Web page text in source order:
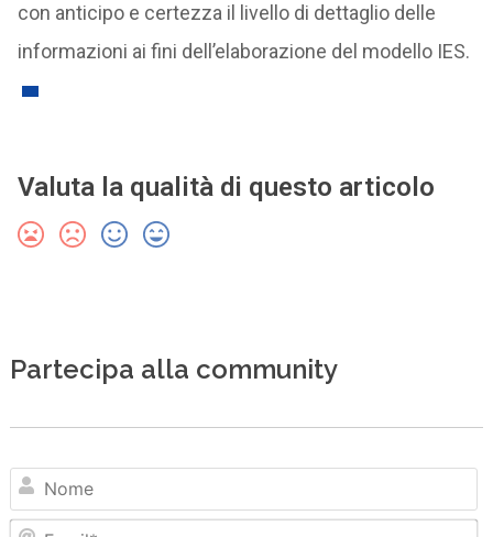
con anticipo e certezza il livello di dettaglio delle
informazioni ai fini dell’elaborazione del modello IES.
Valuta la qualità di questo articolo
Partecipa alla community